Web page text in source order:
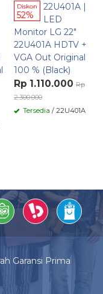
Diskon
52%
22U401A |
LED
Monitor LG 22″
22U401A HDTV +
VGA Out Original
100 % (Black)
Rp 1.110.000 Rp
2.300.000
Tersedia / 22U401A
Garansi Prima